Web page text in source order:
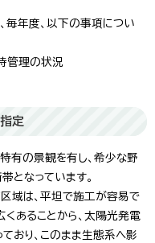
毎年度、以下の事項につい
管理の状況
定
有の景観を有し、希少な野
となっています。
域は、平坦で施工が容易で
くあることから、太陽光発電
おり、このまま生態系へ影